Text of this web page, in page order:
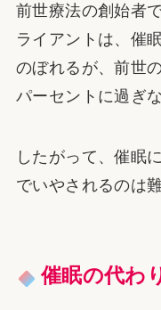
前世療法の創始者
ライアントは、催
のぼれるが、前世
パーセントに過ぎ
したがって、催眠
でいやされるのは
催眠の代わ